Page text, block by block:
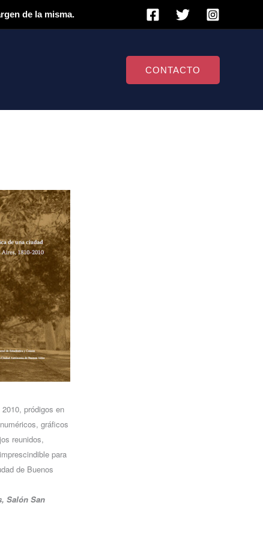
de la misma.
CONTACTO
pródigos en
gráficos
reunidos,
para
de Buenos
Salón San